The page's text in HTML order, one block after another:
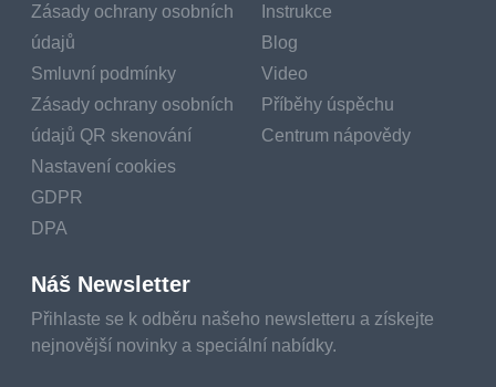
Zásady ochrany osobních
údajů
Smluvní podmínky
Zásady ochrany osobních
údajů QR skenování
Nastavení cookies
GDPR
DPA
Instrukce
Blog
Video
Příběhy úspěchu
Centrum nápovědy
Náš Newsletter
Přihlaste se k odběru našeho newsletteru a získejte
nejnovější novinky a speciální nabídky.